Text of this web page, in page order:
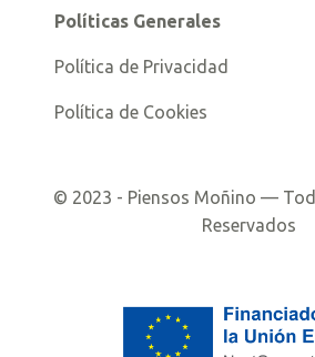
Políticas Generales
Política de Privacidad
Política de Cookies
© 2023 - Piensos Moñino —
Reservados